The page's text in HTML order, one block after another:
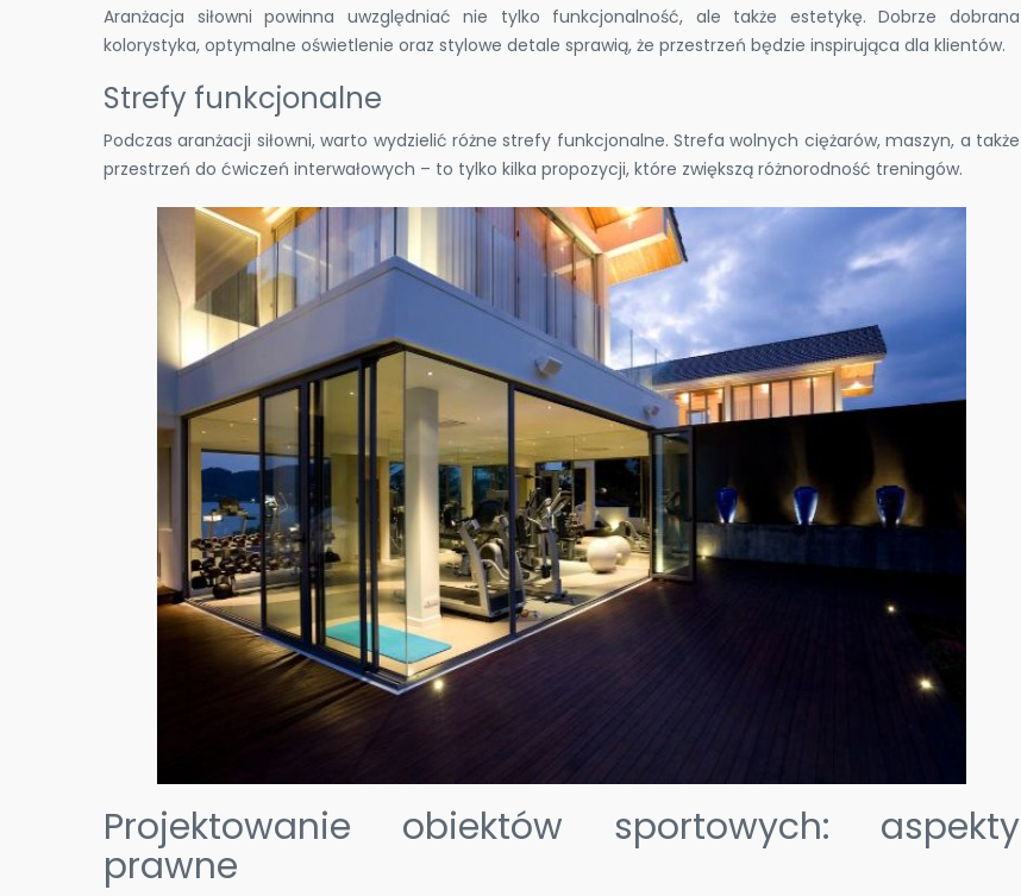
Aranżacja siłowni powinna uwzględniać nie tylko funkcjonalność, ale także estetykę. Dobrze dobrana
kolorystyka, optymalne oświetlenie oraz stylowe detale sprawią, że przestrzeń będzie inspirująca dla klientów.
Strefy funkcjonalne
Podczas aranżacji siłowni, warto wydzielić różne strefy funkcjonalne. Strefa wolnych ciężarów, maszyn, a także
przestrzeń do ćwiczeń interwałowych – to tylko kilka propozycji, które zwiększą różnorodność treningów.
Projektowanie obiektów sportowych: aspekty
prawne